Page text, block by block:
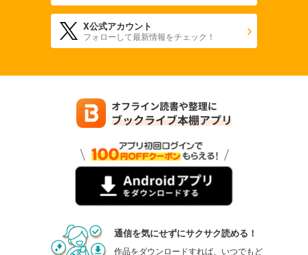
X公式アカウント
フォローして最新情報をチェック！
通信を気にせずにサクサク読める！
作品をダウンロードすれば、いつでもど